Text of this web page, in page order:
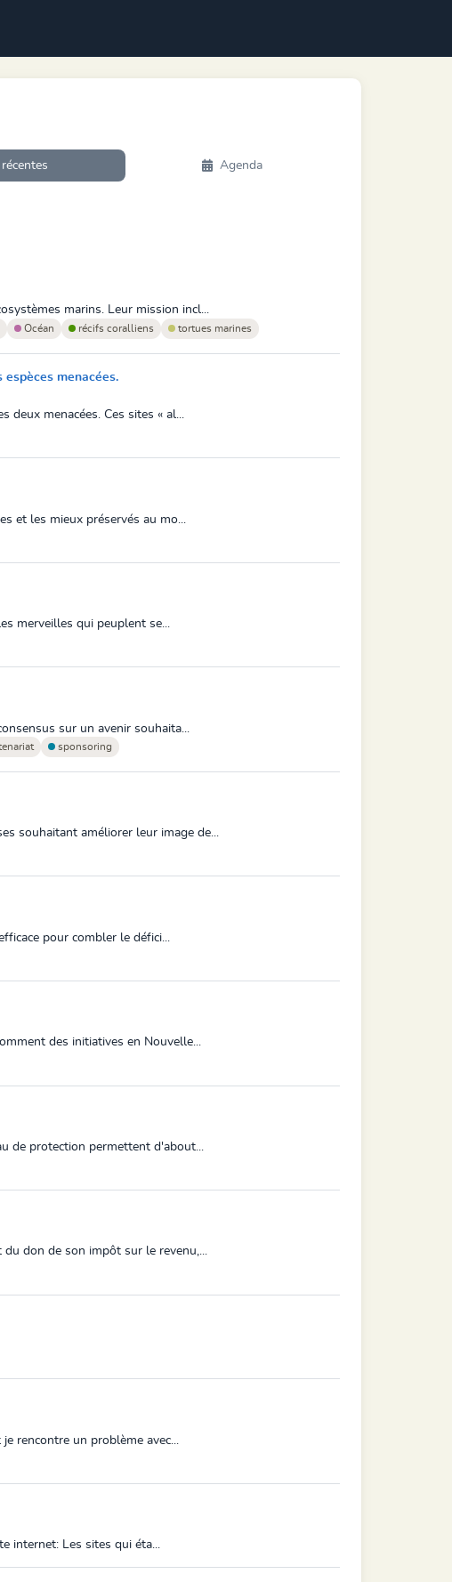
Agenda
marins. Leur mission incl...
Océan récifs coralliens tortues marines
menacées.
menacées. Ces sites « al...
et les mieux préservés au mo...
merveilles qui peuplent se...
sur un avenir souhaita...
sponsoring
souhaitant améliorer leur image de...
pour combler le défici...
des initiatives en Nouvelle...
de protection permettent d'about...
don de son impôt sur le revenu,...
rencontre un problème avec...
internet: Les sites qui éta...